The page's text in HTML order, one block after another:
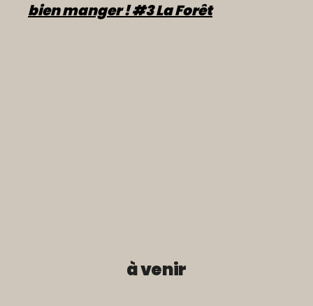
bien manger ! #3 La Forêt
à venir